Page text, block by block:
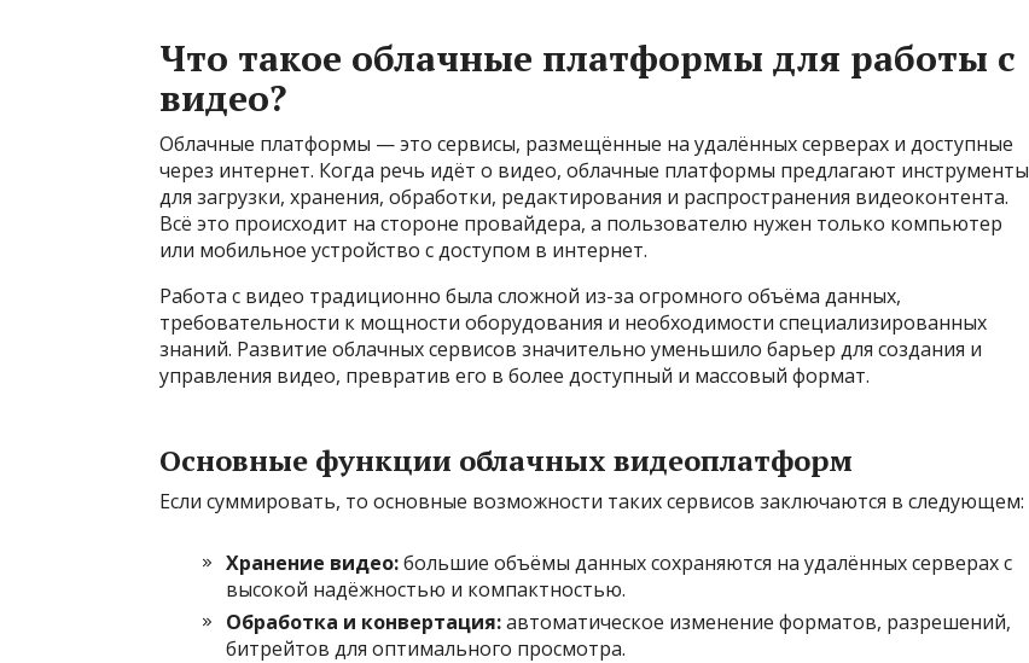
Что такое облачные платформы для работы с
видео?
Облачные платформы — это сервисы, размещённые на удалённых серверах и доступные
через интернет. Когда речь идёт о видео, облачные платформы предлагают инструменты
для загрузки, хранения, обработки, редактирования и распространения видеоконтента.
Всё это происходит на стороне провайдера, а пользователю нужен только компьютер
или мобильное устройство с доступом в интернет.
Работа с видео традиционно была сложной из-за огромного объёма данных,
требовательности к мощности оборудования и необходимости специализированных
знаний. Развитие облачных сервисов значительно уменьшило барьер для создания и
управления видео, превратив его в более доступный и массовый формат.
Основные функции облачных видеоплатформ
Если суммировать, то основные возможности таких сервисов заключаются в следующем:
Хранение видео:большие объёмы данных сохраняются на удалённых серверах с
высокой надёжностью и компактностью.
Обработка и конвертация:автоматическое изменение форматов, разрешений,
битрейтов для оптимального просмотра.